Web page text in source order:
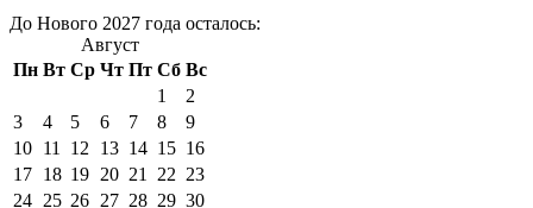
До Нового 2027 года осталось:
Август
Пн Вт Ср Чт Пт Сб Вс
1
2
3
4 5 6 7 8
9
10 11 12 13 14 15 16
17 18 19 20 21 22 23
24 25 26 27 28 29 30